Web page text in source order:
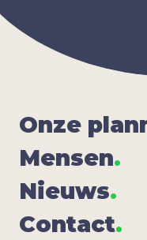
Onze
Men­sen.
Nieuws.
Con­tact.